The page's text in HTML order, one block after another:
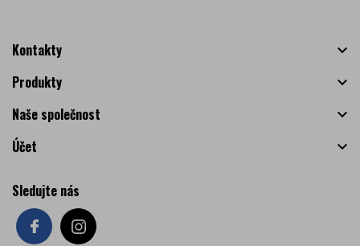
Kontakty

Produkty

Naše společnost

Účet

Sledujte nás